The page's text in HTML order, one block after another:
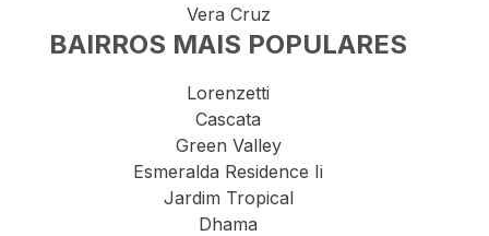
Vera Cruz
BAIRROS MAIS POPULARES
Lorenzetti
Cascata
Green Valley
Esmeralda Residence Ii
Jardim Tropical
Dhama